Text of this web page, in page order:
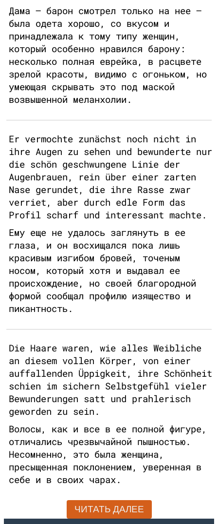
Дама – барон смотрел только на нее –
была одета хорошо, со вкусом и
принадлежала к тому типу женщин,
который особенно нравился барону:
несколько полная еврейка, в расцвете
зрелой красоты, видимо с огоньком, но
умеющая скрывать это под маской
возвышенной меланхолии.
Er vermochte zunächst noch nicht in
ihre Augen zu sehen und bewunderte nur
die schön geschwungene Linie der
Augenbrauen, rein über einer zarten
Nase gerundet, die ihre Rasse zwar
verriet, aber durch edle Form das
Profil scharf und interessant machte.
Ему еще не удалось заглянуть в ее
глаза, и он восхищался пока лишь
красивым изгибом бровей, точеным
носом, который хотя и выдавал ее
происхождение, но своей благородной
формой сообщал профилю изящество и
пикантность.
Die Haare waren, wie alles Weibliche
an diesem vollen Körper, von einer
auffallenden Üppigkeit, ihre Schönheit
schien im sichern Selbstgefühl vieler
Bewunderungen satt und prahlerisch
geworden zu sein.
Волосы, как и все в ее полной фигуре,
отличались чрезвычайной пышностью.
Несомненно, это была женщина,
пресыщенная поклонением, уверенная в
себе и в своих чарах.
ЧИТАТЬ ДАЛЕЕ